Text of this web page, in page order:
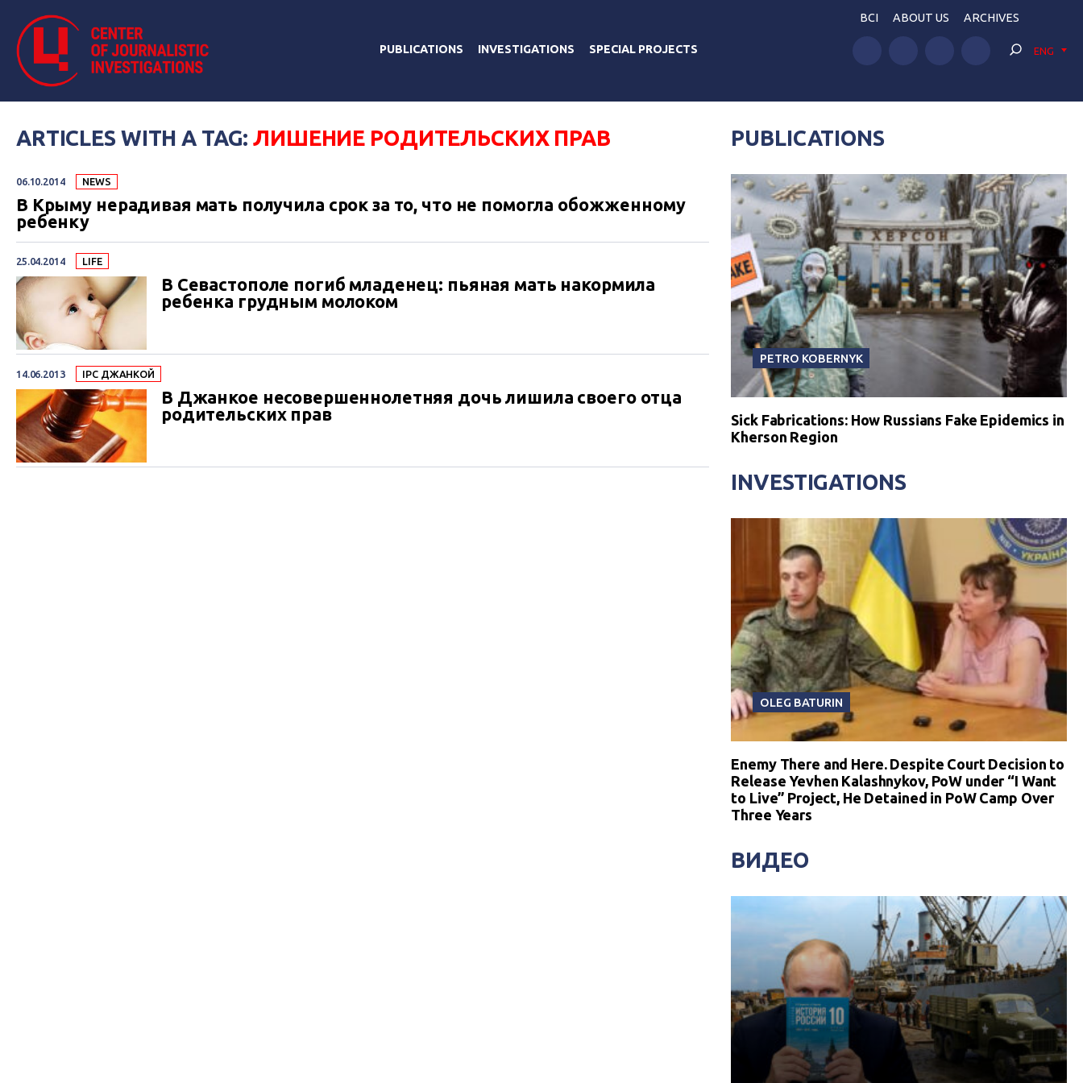
PUBLICATIONS INVESTIGATIONS SPECIAL PROJECTS
BCI ABOUT US ARCHIVES
ENG
ARTICLES WITH A TAG:ЛИШЕНИЕ РОДИТЕЛЬСКИХ ПРАВ
06.10.2014 NEWS
В Крыму нерадивая мать получила срок за то, что не помогла обожженному
ребенку
25.04.2014 LIFE
В Севастополе погиб младенец: пьяная мать накормила
ребенка грудным молоком
14.06.2013 IPC ДЖАНКОЙ
В Джанкое несовершеннолетняя дочь лишила своего отца
родительских прав
PUBLICATIONS
PETRO KOBERNYK
Sick Fabrications: How Russians Fake Epidemics in
Kherson Region
INVESTIGATIONS
OLEG BATURIN
Enemy There and Here. Despite Court Decision to
Release Yevhen Kalashnykov, PoW under “I Want
to Live” Project, He Detained in PoW Camp Over
Three Years
ВИДЕО